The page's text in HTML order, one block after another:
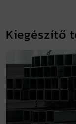
Kiegészítő